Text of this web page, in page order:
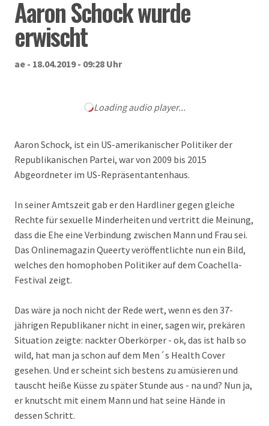
Aaron Schock wurde
erwischt
ae - 18.04.2019 - 09:28 Uhr
Loading audio player...
Aaron Schock, ist ein US-amerikanischer Politiker der
Republikanischen Partei, war von 2009 bis 2015
Abgeordneter im US-Repräsentantenhaus.
In seiner Amtszeit gab er den Hardliner gegen gleiche
Rechte für sexuelle Minderheiten und vertritt die Meinung,
dass die Ehe eine Verbindung zwischen Mann und Frau sei.
Das Onlinemagazin Queerty veröffentlichte nun ein Bild,
welches den homophoben Politiker auf dem Coachella-
Festival zeigt.
Das wäre ja noch nicht der Rede wert, wenn es den 37-
jährigen Republikaner nicht in einer, sagen wir, prekären
Situation zeigte: nackter Oberkörper - ok, das ist halb so
wild, hat man ja schon auf dem Men´s Health Cover
gesehen. Und er scheint sich bestens zu amüsieren und
tauscht heiße Küsse zu später Stunde aus - na und? Nun ja,
er knutscht mit einem Mann und hat seine Hände in
dessen Schritt.